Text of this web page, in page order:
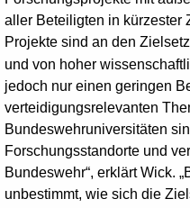
aller Beteiligten in kürzester
Projekte sind an den
und von hoher
jedoch nur einen geringen
verteidigungsrelevanten
Bundeswehruniversitäten
Forschungsstandorte und
Bundeswehr“, erklärt Wick.
unbestimmt, wie sich die